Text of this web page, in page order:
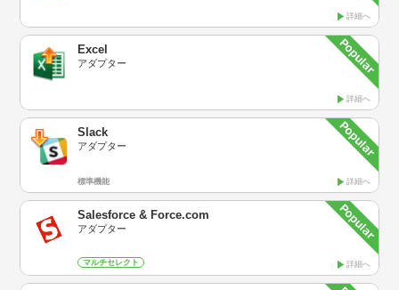
詳細へ
Excel
アダプター
詳細へ
Slack
アダプター
詳細へ
標準機能
Salesforce & Force.com
アダプター
詳細へ
マルチセレクト